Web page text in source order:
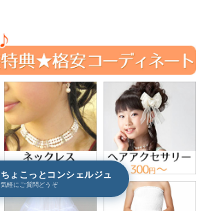
ちょこっとコンシェルジュ
気軽にご質問どうぞ